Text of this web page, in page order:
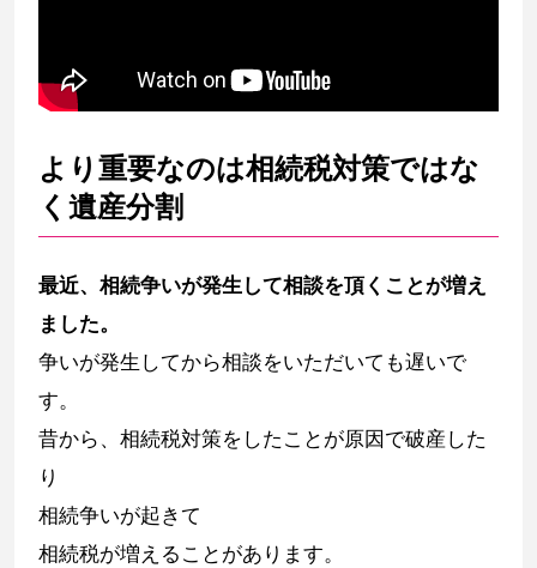
より重要なのは相続税対策ではな
く遺産分割
最近、相続争いが発生して相談を頂くことが増え
ました。
争いが発生してから相談をいただいても遅いで
す。
昔から、相続税対策をしたことが原因で破産した
り
相続争いが起きて
相続税が増えることがあります。